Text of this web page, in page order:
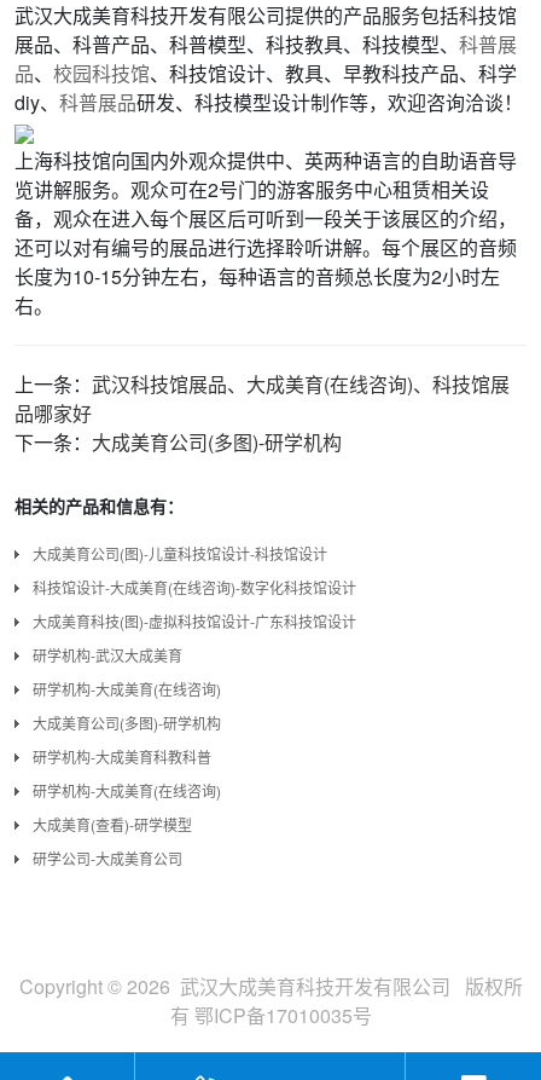
武汉大成美育科技开发有限公司提供的产品服务包括科技馆
展品、科普产品、科普模型、科技教具、科技模型、 科普展
品、 校园科技馆、科技馆设计、教具、早教科技产品、科学
diy、 科普展品研发、科技模型设计制作等，欢迎咨询洽谈！
上海科技馆向国内外观众提供中、英两种语言的自助语音导
览讲解服务。观众可在2号门的游客服务中心租赁相关设
备，观众在进入每个展区后可听到一段关于该展区的介绍，
还可以对有编号的展品进行选择聆听讲解。每个展区的音频
长度为10-15分钟左右，每种语言的音频总长度为2小时左
右。
上一条： 武汉科技馆展品、大成美育(在线咨询)、科技馆展
品哪家好
下一条： 大成美育公司(多图)-研学机构
相关的产品和信息有：
大成美育公司(图)-儿童科技馆设计-科技馆设计
科技馆设计-大成美育(在线咨询)-数字化科技馆设计
大成美育科技(图)-虚拟科技馆设计-广东科技馆设计
研学机构-武汉大成美育
研学机构-大成美育(在线咨询)
大成美育公司(多图)-研学机构
研学机构-大成美育科教科普
研学机构-大成美育(在线咨询)
大成美育(查看)-研学模型
研学公司-大成美育公司
Copyright © 2026 武汉大成美育科技开发有限公司 版权所
有 鄂ICP备17010035号